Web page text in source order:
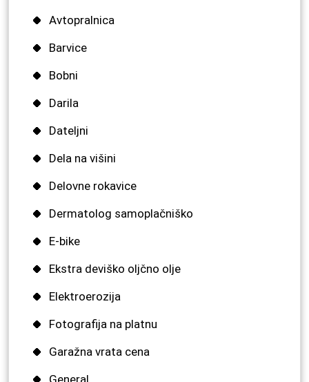
Avtopralnica
Barvice
Bobni
Darila
Dateljni
Dela na višini
Delovne rokavice
Dermatolog samoplačniško
E-bike
Ekstra deviško oljčno olje
Elektroerozija
Fotografija na platnu
Garažna vrata cena
General